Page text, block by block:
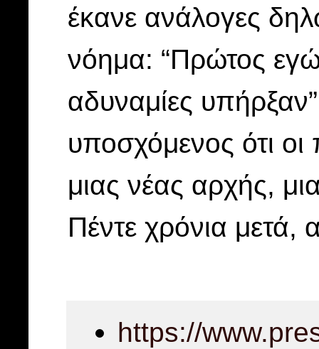
έκανε ανάλογες
νόημα: “Πρώτος
αδυναμίες
υποσχόμενος ότι
μιας νέας αρχής,
Πέντε χρόνια μετά,
https://